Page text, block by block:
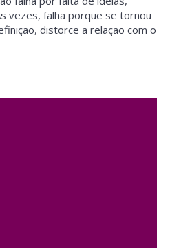
vezes, falha porque se tornou
distorce a relação com o